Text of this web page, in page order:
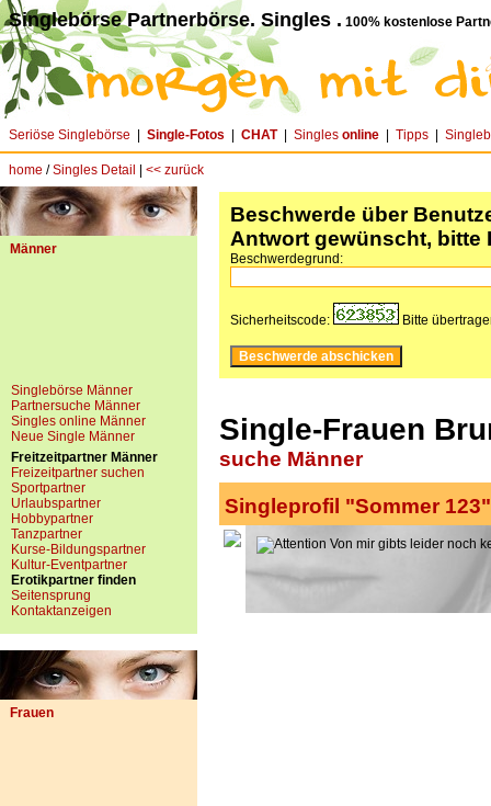
Singlebörse Partnerbörse. Singles . 100% kostenlose
Seriöse Singlebörse Single-Fotos CHAT| Singles online Tipps
home /Singles Detail << zurück
Männer
Singlebörse Männer
Partnersuche Männer
Singles online Männer
Neue Single Männer
Freitzeitpartner Männer
Freizeitpartner suchen
Sportpartner
Urlaubspartner
Hobbypartner
Tanzpartner
Kurse-Bildungspartner
Kultur-Eventpartner
Erotikpartner finden
Seitensprung
Kontaktanzeigen
Frauen
Beschwerde über
Antwort gewünscht, bitte
Beschwerdegrund:
Sicherheitscode: Bitte
Single-Frauen
suche Männer
Singleprofil "Sommer 123"
Von mir gibts leider noch